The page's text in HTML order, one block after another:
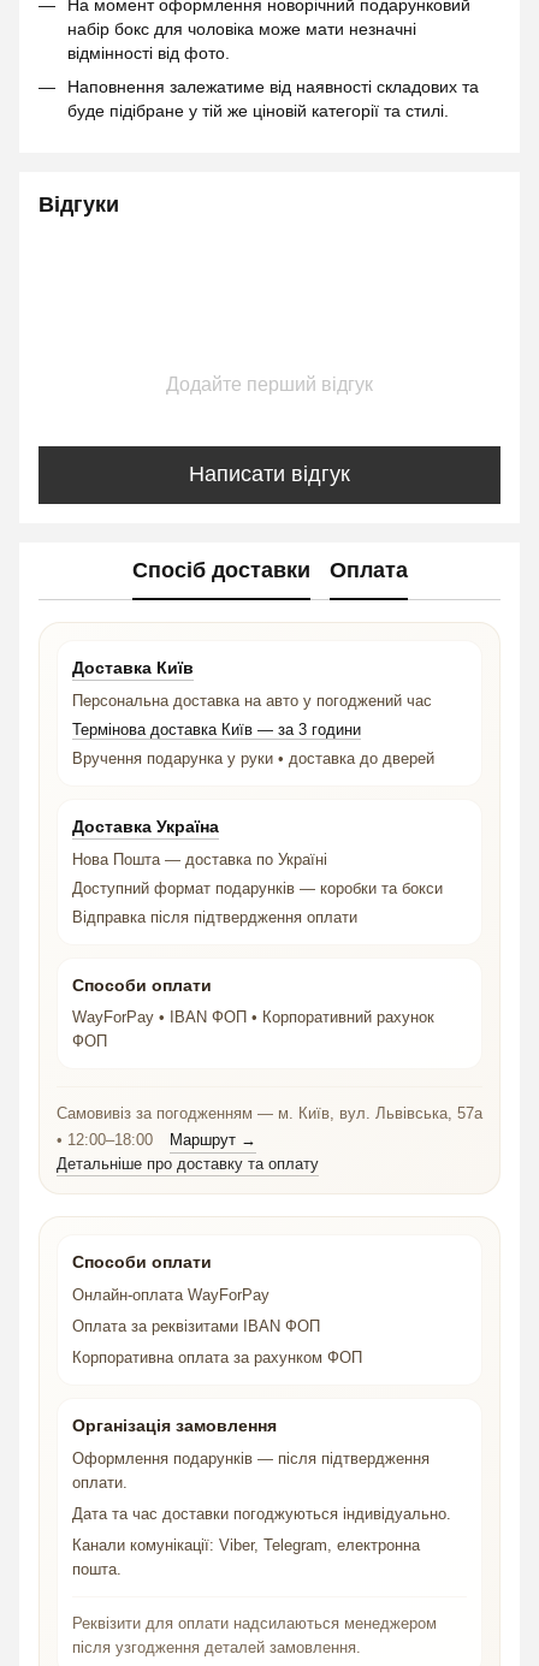
На момент оформлення новорічний подарунковий
набір бокс для чоловіка може мати незначні
відмінності від фото.
Наповнення залежатиме від наявності складових та
буде підібране у тій же ціновій категорії та стилі.
Відгуки
Додайте перший відгук
Написати відгук
Спосіб доставки Оплата
Доставка Київ
Персональна доставка на авто у погоджений час
Термінова доставка Київ — за 3 години
Вручення подарунка у руки • доставка до дверей
Доставка Україна
Нова Пошта — доставка по Україні
Доступний формат подарунків — коробки та бокси
Відправка після підтвердження оплати
Способи оплати
WayForPay • IBAN ФОП • Корпоративний рахунок
ФОП
Самовивіз за погодженням — м. Київ, вул. Львівська, 57а
• 12:00–18:00
Маршрут →
Детальніше про доставку та оплату
Способи оплати
Онлайн-оплата WayForPay
Оплата за реквізитами IBAN ФОП
Корпоративна оплата за рахунком ФОП
Організація замовлення
Оформлення подарунків — після підтвердження
оплати.
Дата та час доставки погоджуються індивідуально.
Канали комунікації: Viber, Telegram, електронна
пошта.
Реквізити для оплати надсилаються менеджером
після узгодження деталей замовлення.